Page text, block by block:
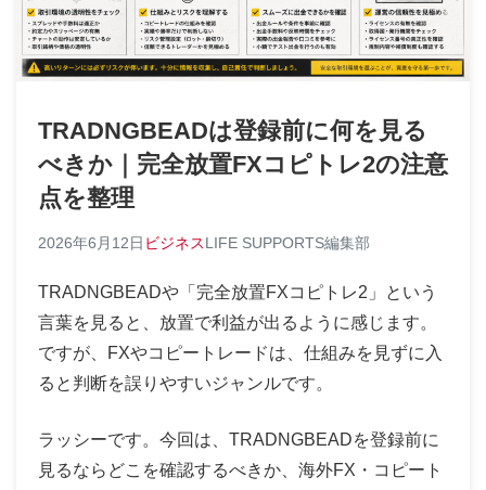
TRADNGBEADは登録前に何を見る
べきか｜完全放置FXコピトレ2の注意
点を整理
2026年6月12日 ビジネスLIFE SUPPORTS編集部
TRADNGBEADや「完全放置FXコピトレ2」という
言葉を見ると、放置で利益が出るように感じます。
ですが、FXやコピートレードは、仕組みを見ずに入
ると判断を誤りやすいジャンルです。
ラッシーです。今回は、TRADNGBEADを登録前に
見るならどこを確認するべきか、海外FX・コピート